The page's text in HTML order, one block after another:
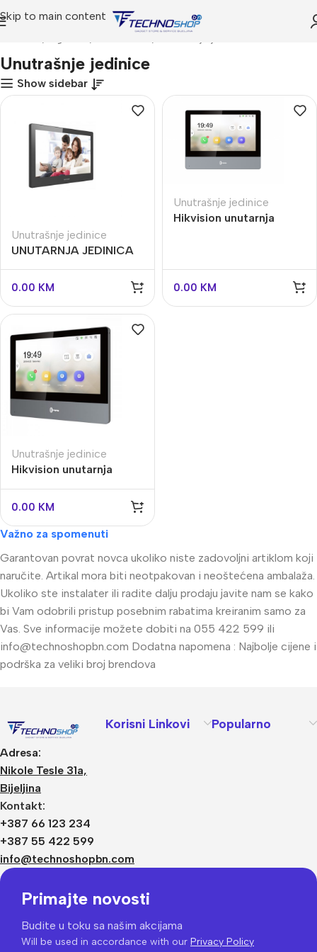
Skip to main content
Unutrašnje jedinice
Show sidebar
Unutrašnje jedinice
UNUTARNJA JEDINICA
IP HIKVISION DS-
KH8520-WTE1
0.00 KM
Unutrašnje jedinice
Hikvision unutarnja
0.00 KM
Unutrašnje jedinice
Hikvision unutarnja
WTE1
0.00 KM
Važno za spomenuti
Garantovan povrat novca ukoliko niste zadovoljni artiklom koji
naručite. Artikal mora biti neotpakovan i neoštećena ambalaža.
Ukoliko ste instalater ili radite dalju prodaju javite nam se kako
bi Vam odobrili pristup posebnim rabatima kreiranim samo za
Vas. Sve informacije možete dobiti na 055 422 599 ili
info@technoshopbn.com Dodatna napomena : Najbolje cijene i
podrška za veliki broj brendova
Adresa:
Nikole Tesle 31a,
Bijeljina
Kontakt:
+387 66 123 234
+387 55 422 599
info@technoshopbn.com
Korisni Linkovi Popularno
Primajte novosti
Budite u toku sa našim akcijama
Will be used in accordance with our Privacy Policy